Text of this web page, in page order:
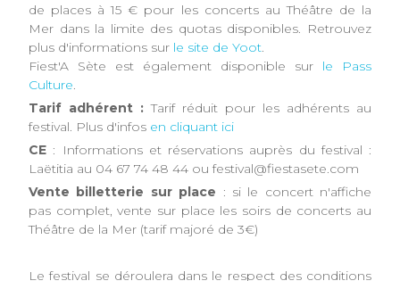
de places à 15 € pour les concerts au Théâtre de la
Mer dans la limite des quotas disponibles. Retrouvez
plus d'informations sur le site de Yoot.
Fiest'A Sète est également disponible sur le Pass
Culture.
Tarif adhérent : Tarif réduit pour les adhérents au
festival. Plus d'infos en cliquant ici
CE : Informations et réservations auprès du festival :
Laëtitia au 04 67 74 48 44 ou festival@fiestasete.com
Vente billetterie sur place : si le concert n'affiche
pas complet, vente sur place les soirs de concerts au
Théâtre de la Mer (tarif majoré de 3€)
Le festival se déroulera dans le respect des conditions